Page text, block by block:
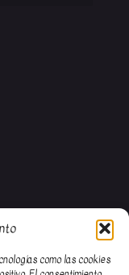
como las cookies